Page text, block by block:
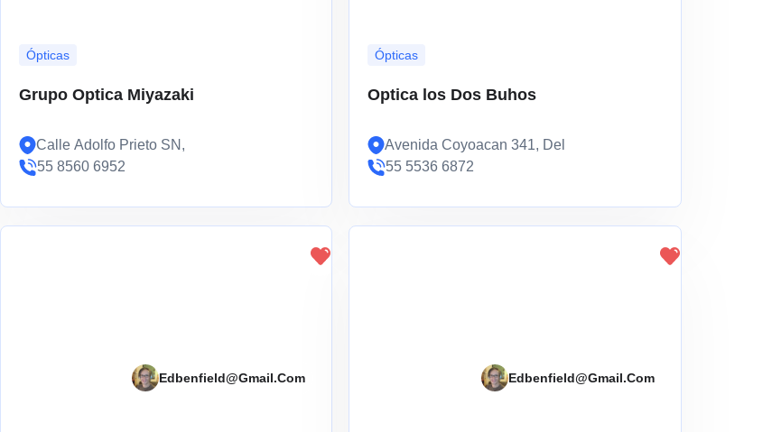
Ópticas
Grupo Optica Miyazaki
Calle Adolfo Prieto SN,
55 8560 6952
Ópticas
Optica los Dos Buhos
Avenida Coyoacan 341, Del
55 5536 6872
Edbenfield@gmail.com Edbenfield@gmail.com